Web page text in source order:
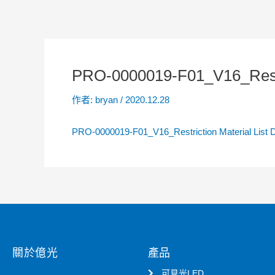
PRO-0000019-
作者: bryan / 2020.12.28
PRO-0000019-F01_V16_Restriction Material List
關於億光 產品